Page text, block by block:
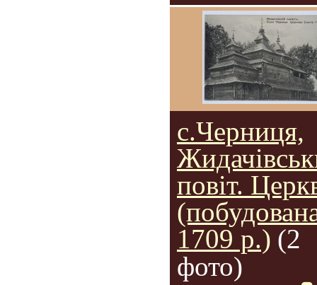
с.Черниця,
повіт.
1709 р.) (2
фото)